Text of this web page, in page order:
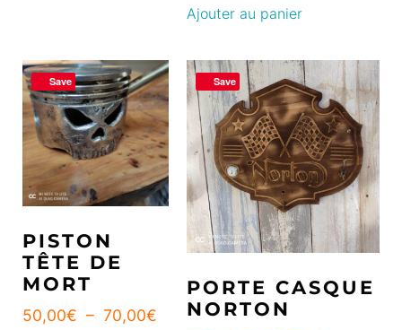
Ajouter au panier
Save
PISTON
TÊTE DE
MORT
50,00€ – 70,00€
Save
PORTE CASQUE
NORTON